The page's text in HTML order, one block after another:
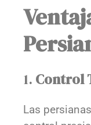
1. Control
Las